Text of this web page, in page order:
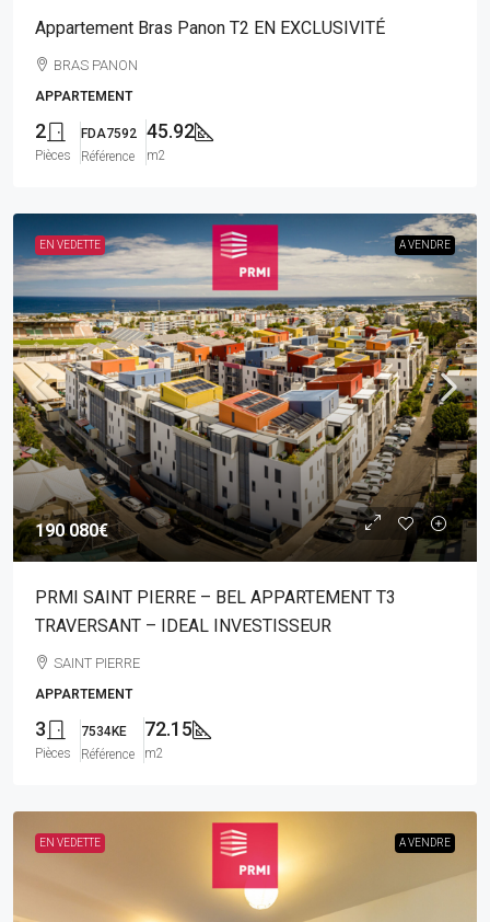
Appartement Bras Panon T2 EN EXCLUSIVITÉ
BRAS PANON
APPARTEMENT
2
Pièces
FDA7592
Référence
45.92
m2
EN VEDETTE A VENDRE
190 080€
PRMI SAINT PIERRE – BEL APPARTEMENT T3
TRAVERSANT – IDEAL INVESTISSEUR
SAINT PIERRE
APPARTEMENT
3
Pièces
7534KE
Référence
72.15
m2
EN VEDETTE A VENDRE